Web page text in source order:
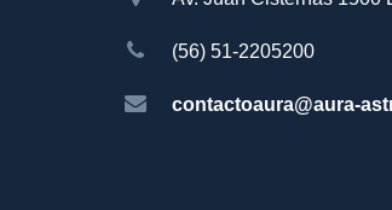
(56) 51-2205200
contactoaura@aura-